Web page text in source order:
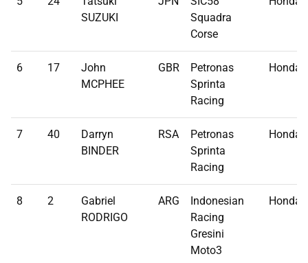
SUZUKI
Squadra
Corse
6 17
John
MCPHEE
GBR
Petronas
Sprinta
Racing
Honda
7 40
Darryn
BINDER
RSA
Petronas
Sprinta
Racing
Honda
8 2
Gabriel
RODRIGO
ARG
Indonesian
Racing
Gresini
Moto3
Honda